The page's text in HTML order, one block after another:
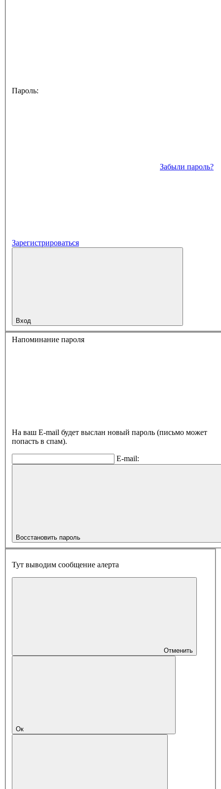
Пароль:
Забыли пароль?
Зарегистрироваться
Вход
Напоминание пароля
На ваш E-mail будет выслан новый пароль (письмо может
попасть в спам).
E-mail:
Восстановить пароль
Тут выводим сообщение алерта
Отменить
Ок